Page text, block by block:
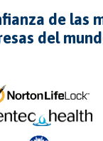
de las
del